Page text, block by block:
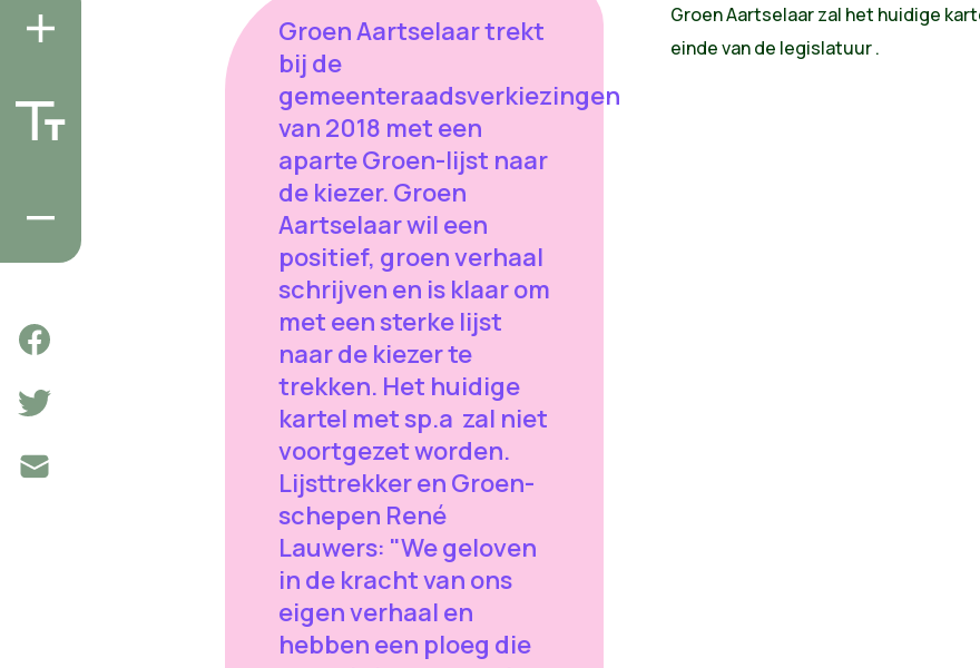
Groen Aartselaar trekt
bij de
gemeenteraadsverkiezingen
van 2018 met een
aparte Groen-lijst naar
de kiezer. Groen
Aartselaar wil een
positief, groen verhaal
schrijven en is klaar om
met een sterke lijst
naar de kiezer te
trekken. Het huidige
kartel met sp.a zal niet
voortgezet worden.
Lijsttrekker en Groen-
schepen René
Lauwers: "We geloven
in de kracht van ons
eigen verhaal en
hebben een ploeg die
Groen Aartselaar zal het huidige
einde van de legislatuur .